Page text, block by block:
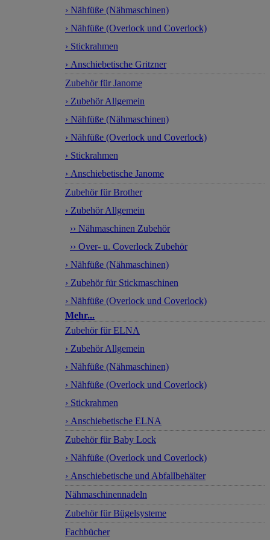
› Nähfüße (Nähmaschinen)
› Nähfüße (Overlock und Coverlock)
› Stickrahmen
› Anschiebetische Gritzner
Zubehör für Janome
› Zubehör Allgemein
› Nähfüße (Nähmaschinen)
› Nähfüße (Overlock und Coverlock)
› Stickrahmen
› Anschiebetische Janome
Zubehör für Brother
› Zubehör Allgemein
›› Nähmaschinen Zubehör
›› Over- u. Coverlock Zubehör
› Nähfüße (Nähmaschinen)
› Zubehör für Stickmaschinen
› Nähfüße (Overlock und Coverlock)
Mehr...
Zubehör für ELNA
› Zubehör Allgemein
› Nähfüße (Nähmaschinen)
› Nähfüße (Overlock und Coverlock)
› Stickrahmen
› Anschiebetische ELNA
Zubehör für Baby Lock
› Nähfüße (Overlock und Coverlock)
› Anschiebetische und Abfallbehälter
Nähmaschinennadeln
Zubehör für Bügelsysteme
Fachbücher